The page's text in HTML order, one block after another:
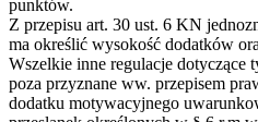
punktów.
Z przepisu art. 30 ust. 6 KN
ma określić wysokość dodatków
Wszelkie inne regulacje dotyczące
poza przyznane ww. przepisem
dodatku motywacyjnego